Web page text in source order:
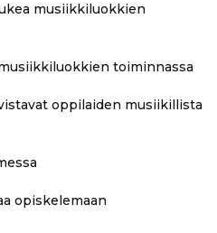
musiikkiluokkien
toiminnassa
oppilaiden musiikillista
opiskelemaan